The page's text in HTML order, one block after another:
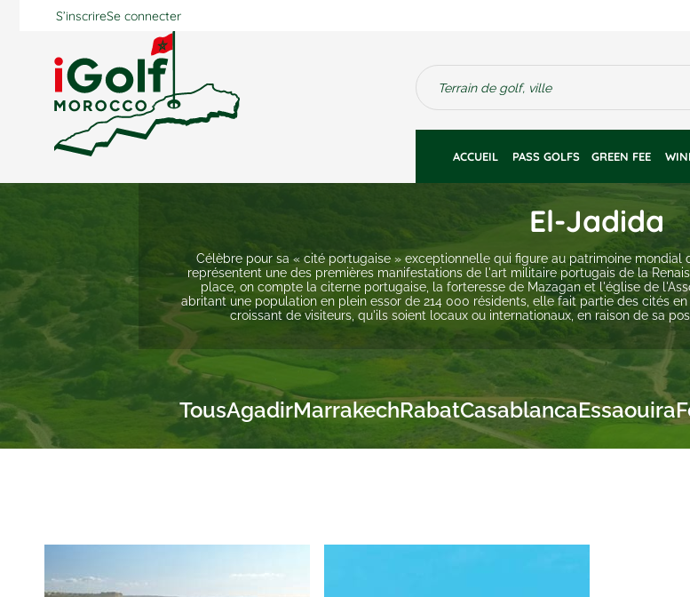
S’inscrireSe connecter
ACCUEIL PASS GOLFS GREEN FEE
El-Jadida
Célèbre pour sa « cité portugaise » exceptionnelle qui figure au patrimoine
représentent une des premières manifestations de l'art militaire portugais de la
place, on compte la citerne portugaise, la forteresse de Mazagan et l'église de
abritant une population en plein essor de 214 000 résidents, elle fait partie des cités
croissant de visiteurs, qu'ils soient locaux ou internationaux, en raison de sa
TousAgadirMarrakechRabatCasablancaEssaouira